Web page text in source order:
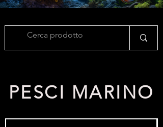
PESCI MARINO